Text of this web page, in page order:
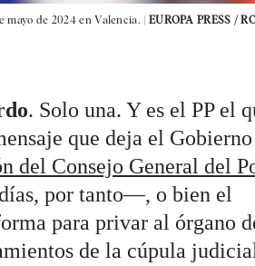
mayo de 2024 en Valencia. | EUROPA PRESS /
. Solo una. Y es el PP el
que deja el Gobierno
del Consejo General del
por tanto—, o bien el
para privar al órgano
de la cúpula